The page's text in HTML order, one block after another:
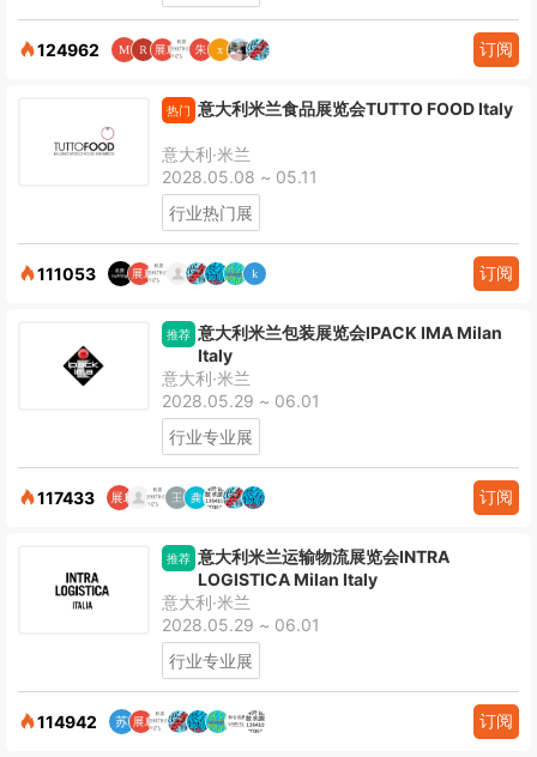
124962 订阅
热门 意大利米兰食品展览会TUTTO FOOD Italy
意大利·米兰
2028.05.08 ~ 05.11
行业热门展
111053 订阅
推荐 意大利米兰包装展览会IPACK IMA Milan
Italy
意大利·米兰
2028.05.29 ~ 06.01
行业专业展
117433 订阅
推荐 意大利米兰运输物流展览会INTRA
LOGISTICA Milan Italy
意大利·米兰
2028.05.29 ~ 06.01
行业专业展
114942 订阅